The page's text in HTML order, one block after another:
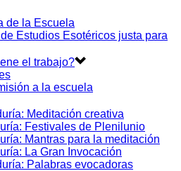
de la Escuela
Estudios Esotéricos justa para
el trabajo?
a la escuela
Meditación creativa
Festivales de Plenilunio
Mantras para la meditación
La Gran Invocación
Palabras evocadoras